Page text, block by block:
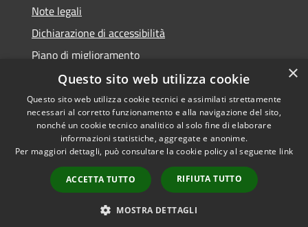
Note legali
Dichiarazione di accessibilità
Piano di miglioramento
Accessibility
Privacy
Sitemap
Copyright © 2026 • Town of •
Powered byMunicipium
Admin access
×
Questo sito web utilizza cookie
Questo sito web utilizza cookie tecnici e assimilati strettamente
necessari al corretto funzionamento e alla navigazione del sito,
nonché un cookie tecnico analitico al solo fine di elaborare
informazioni statistiche, aggregate e anonime.
Per maggiori dettagli, può consultare la cookie policy al seguente link
ACCETTA TUTTO RIFIUTA TUTTO
MOSTRA DETTAGLI